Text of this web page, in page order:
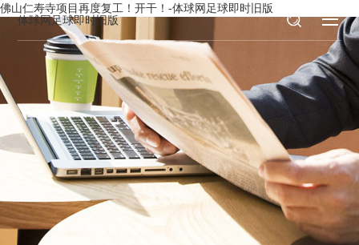
佛山仁寿寺项目再度复工！开干！-体球网足球即时旧版
体球网足球即时旧版